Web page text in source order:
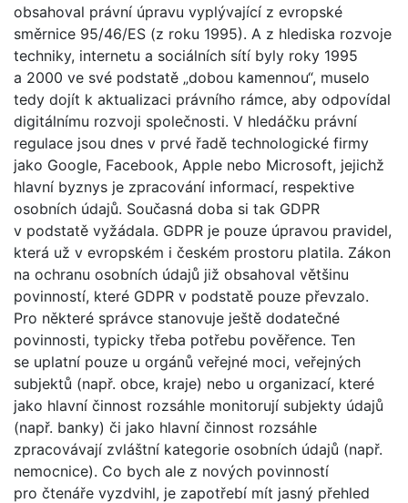
obsahoval právní úpravu vyplývající z evropské
směrnice 95/46/ES (z roku 1995). A z hlediska rozvoje
techniky, internetu a sociálních sítí byly roky 1995
a 2000 ve své podstatě „dobou kamennou“, muselo
tedy dojít k aktualizaci právního rámce, aby odpovídal
digitálnímu rozvoji společnosti. V hledáčku právní
regulace jsou dnes v prvé řadě technologické firmy
jako Google, Facebook, Apple nebo Microsoft, jejichž
hlavní byznys je zpracování informací, respektive
osobních údajů. Současná doba si tak GDPR
v podstatě vyžádala. GDPR je pouze úpravou pravidel,
která už v evropském i českém prostoru platila. Zákon
na ochranu osobních údajů již obsahoval většinu
povinností, které GDPR v podstatě pouze převzalo.
Pro některé správce stanovuje ještě dodatečné
povinnosti, typicky třeba potřebu pověřence. Ten
se uplatní pouze u orgánů veřejné moci, veřejných
subjektů (např. obce, kraje) nebo u organizací, které
jako hlavní činnost rozsáhle monitorují subjekty údajů
(např. banky) či jako hlavní činnost rozsáhle
zpracovávají zvláštní kategorie osobních údajů (např.
nemocnice). Co bych ale z nových povinností
pro čtenáře vyzdvihl, je zapotřebí mít jasný přehled